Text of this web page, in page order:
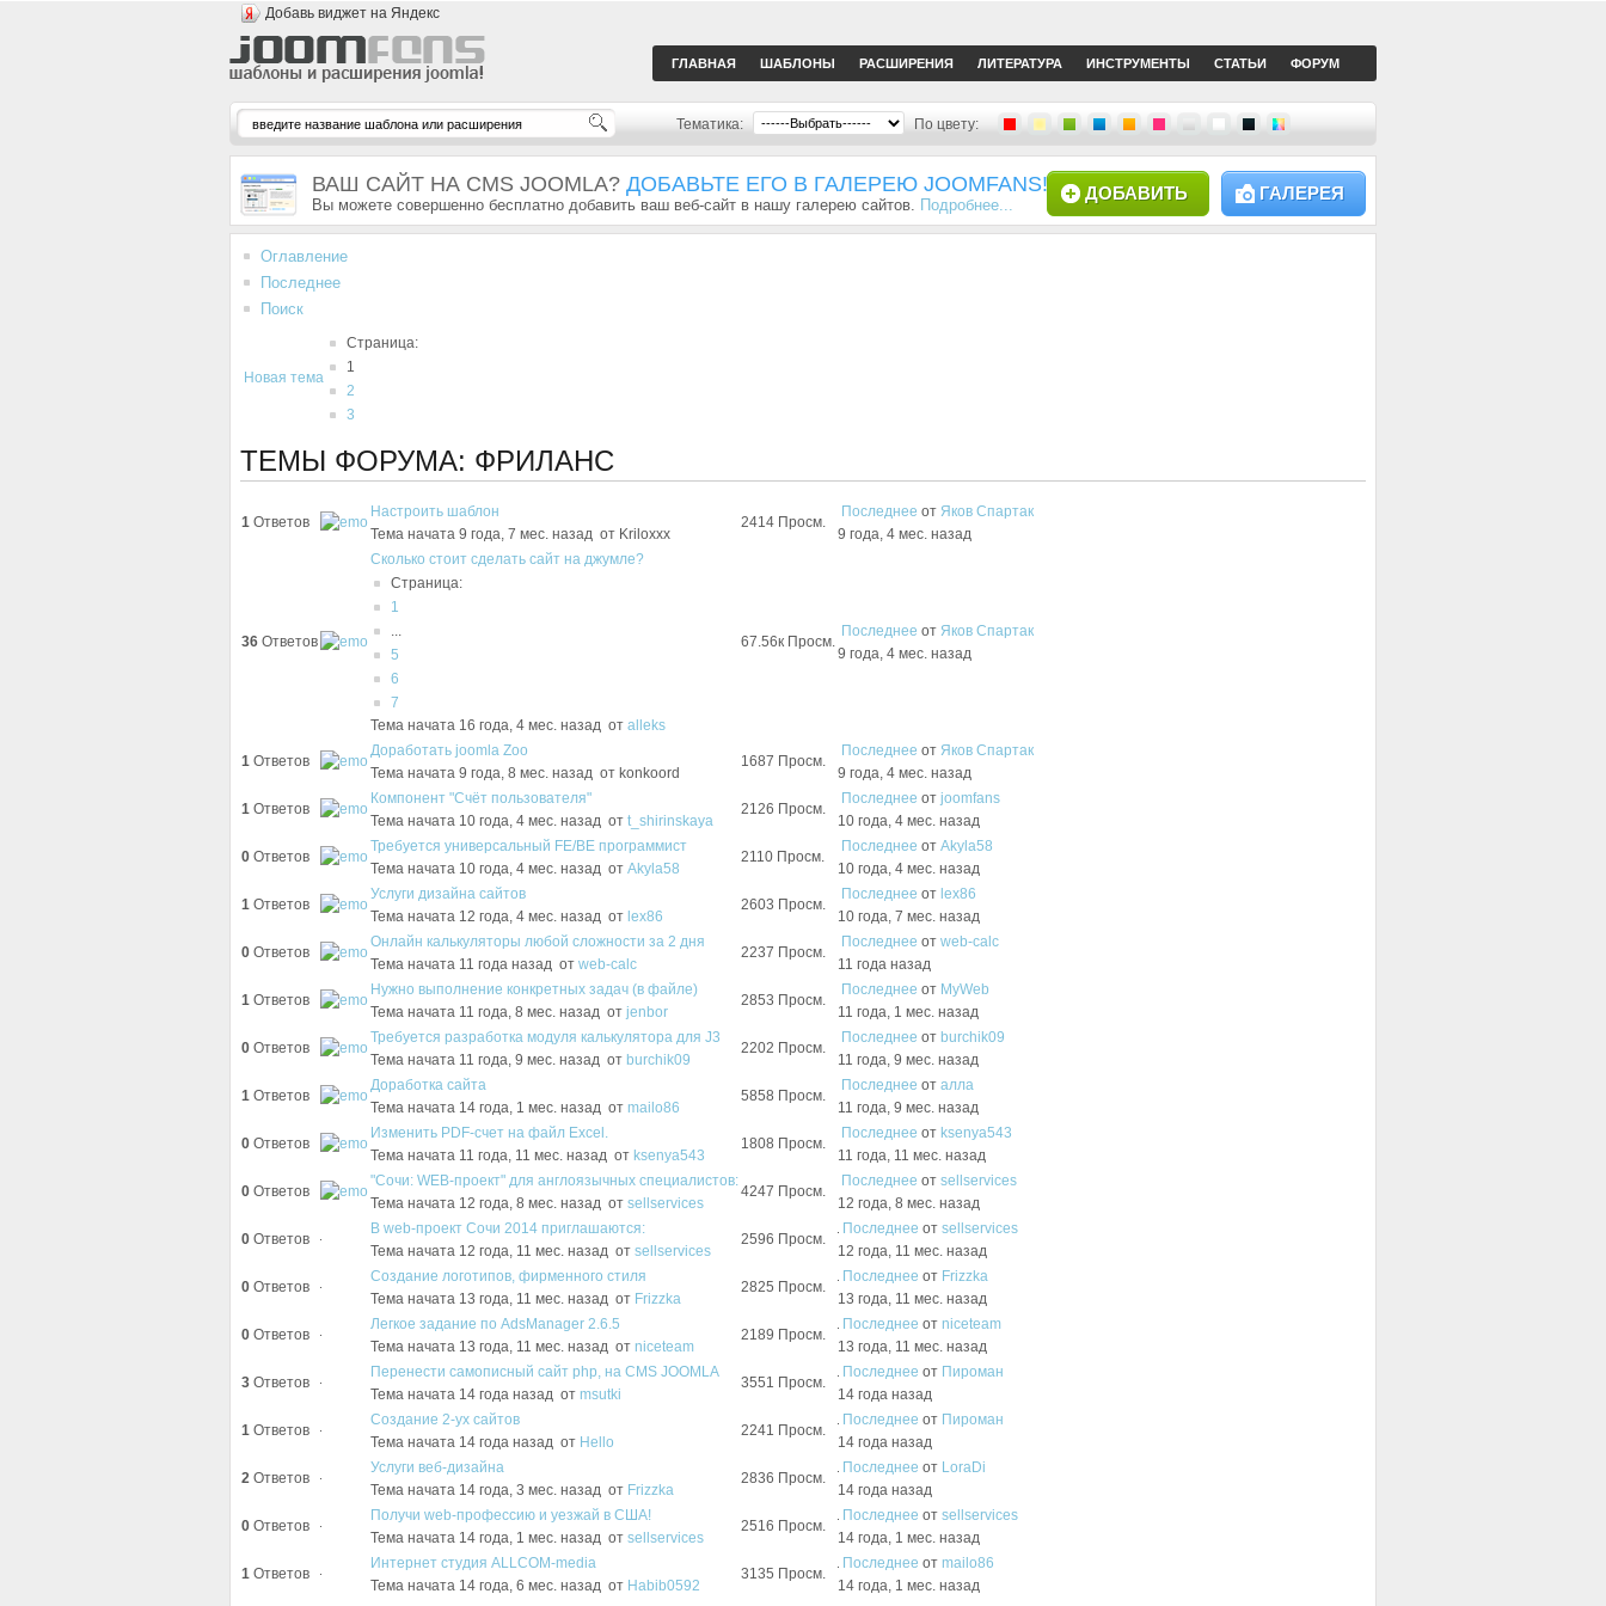
Добавь виджет на Яндекс
ГЛАВНАЯ ШАБЛОНЫ РАСШИРЕНИЯ ЛИТЕРАТУРА ИНСТРУМЕНТЫ СТАТЬИ ФОРУМ
Тематика: По цвету:
ВАШ САЙТ НА CMS JOOMLA? ДОБАВЬТЕ ЕГО В ГАЛЕРЕЮ JOOMFANS!
Вы можете совершенно бесплатно добавить ваш веб-сайт в нашу галерею сайтов. Подробнее...
ГАЛЕРЕЯ
ДОБАВИТЬ
Оглавление
Последнее
Поиск
Новая тема
Страница:
1
2
3
ТЕМЫ ФОРУМА: ФРИЛАНС
1 Ответов
Настроить шаблон
Тема начата 9 года, 7 мес. назад от Kriloxxx
2414 Просм.
Последнее от Яков Спартак
9 года, 4 мес. назад
36 Ответов
Сколько стоит сделать сайт на джумле?
Страница:
1
...
5
6
7
Тема начата 16 года, 4 мес. назад от alleks
67.56к Просм.
Последнее от Яков Спартак
9 года, 4 мес. назад
1 Ответов
Доработать joomla Zoo
Тема начата 9 года, 8 мес. назад от konkoord
1687 Просм.
Последнее от Яков Спартак
9 года, 4 мес. назад
1 Ответов
Компонент "Счёт пользователя"
Тема начата 10 года, 4 мес. назад от t_shirinskaya
2126 Просм.
Последнее от joomfans
10 года, 4 мес. назад
0 Ответов
Требуется универсальный FE/BE программист
Тема начата 10 года, 4 мес. назад от Akyla58
2110 Просм.
Последнее от Akyla58
10 года, 4 мес. назад
1 Ответов
Услуги дизайна сайтов
Тема начата 12 года, 4 мес. назад от lex86
2603 Просм.
Последнее от lex86
10 года, 7 мес. назад
0 Ответов
Онлайн калькуляторы любой сложности за 2 дня
Тема начата 11 года назад от web-calc
2237 Просм.
Последнее от web-calc
11 года назад
1 Ответов
Нужно выполнение конкретных задач (в файле)
Тема начата 11 года, 8 мес. назад от jenbor
2853 Просм.
Последнее от MyWeb
11 года, 1 мес. назад
0 Ответов
Требуется разработка модуля калькулятора для J3
Тема начата 11 года, 9 мес. назад от burchik09
2202 Просм.
Последнее от burchik09
11 года, 9 мес. назад
1 Ответов
Доработка сайта
Тема начата 14 года, 1 мес. назад от mailo86
5858 Просм.
Последнее от алла
11 года, 9 мес. назад
0 Ответов
Изменить PDF-счет на файл Excel.
Тема начата 11 года, 11 мес. назад от ksenya543
1808 Просм.
Последнее от ksenya543
11 года, 11 мес. назад
0 Ответов
"Сочи: WEB-проект" для англоязычных специалистов:
Тема начата 12 года, 8 мес. назад от sellservices
4247 Просм.
Последнее от sellservices
12 года, 8 мес. назад
0 Ответов
В web-проект Сочи 2014 приглашаются:
Тема начата 12 года, 11 мес. назад от sellservices
2596 Просм.
Последнее от sellservices
12 года, 11 мес. назад
0 Ответов
Создание логотипов, фирменного стиля
Тема начата 13 года, 11 мес. назад от Frizzka
2825 Просм.
Последнее от Frizzka
13 года, 11 мес. назад
0 Ответов
Легкое задание по AdsManager 2.6.5
Тема начата 13 года, 11 мес. назад от niceteam
2189 Просм.
Последнее от niceteam
13 года, 11 мес. назад
3 Ответов
Перенести самописный сайт php, на CMS JOOMLA
Тема начата 14 года назад от msutki
3551 Просм.
Последнее от Пироман
14 года назад
1 Ответов
Создание 2-ух сайтов
Тема начата 14 года назад от Hello
2241 Просм.
Последнее от Пироман
14 года назад
2 Ответов
Услуги веб-дизайна
Тема начата 14 года, 3 мес. назад от Frizzka
2836 Просм.
Последнее от LoraDi
14 года назад
0 Ответов
Получи web-профессию и уезжай в США!
Тема начата 14 года, 1 мес. назад от sellservices
2516 Просм.
Последнее от sellservices
14 года, 1 мес. назад
1 Ответов
Интернет студия ALLCOM-media
Тема начата 14 года, 6 мес. назад от Habib0592
3135 Просм.
Последнее от mailo86
14 года, 1 мес. назад